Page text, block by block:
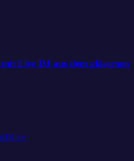
Live DJ aus dem gläsernen